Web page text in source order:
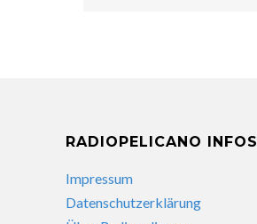
RADIOPELICANO INFOS
Impressum
Datenschutzerklärung